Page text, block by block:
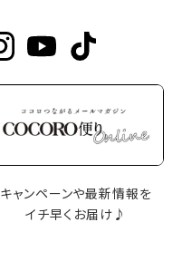
キャンペーンや最新情報を
イチ早くお届け♪